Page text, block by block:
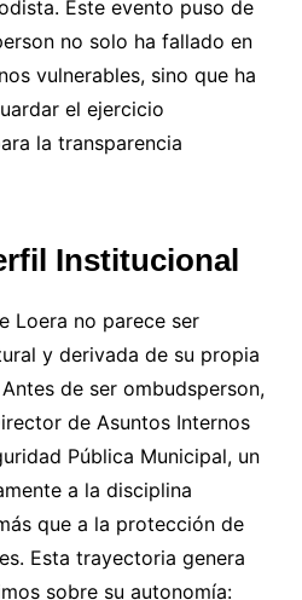
Este evento puso de
no solo ha fallado en
vulnerables, sino que ha
el ejercicio
la transparencia
Institucional
Loera no parece ser
y derivada de su propia
de ser ombudsperson,
de Asuntos Internos
Pública Municipal, un
a la disciplina
que a la protección de
Esta trayectoria genera
sobre su autonomía: